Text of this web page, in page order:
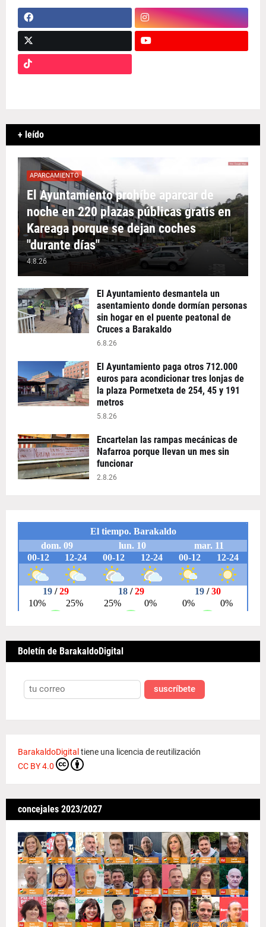
+ leído
APARCAMIENTO
El Ayuntamiento prohíbe aparcar de
noche en 220 plazas públicas gratis en
Kareaga porque se dejan coches
"durante días"
4.8.26
El Ayuntamiento desmantela un
asentamiento donde dormían personas
sin hogar en el puente peatonal de
Cruces a Barakaldo
6.8.26
El Ayuntamiento paga otros 712.000
euros para acondicionar tres lonjas de
la plaza Pormetxeta de 254, 45 y 191
metros
5.8.26
Encartelan las rampas mecánicas de
Nafarroa porque llevan un mes sin
funcionar
2.8.26
Boletín de BarakaldoDigital
suscríbete
BarakaldoDigital tiene una licencia de reutilización
CC BY 4.0
concejales 2023/2027